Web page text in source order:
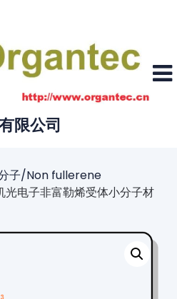
限公司
子/Non fullerene
电子非富勒烯受体小分子材